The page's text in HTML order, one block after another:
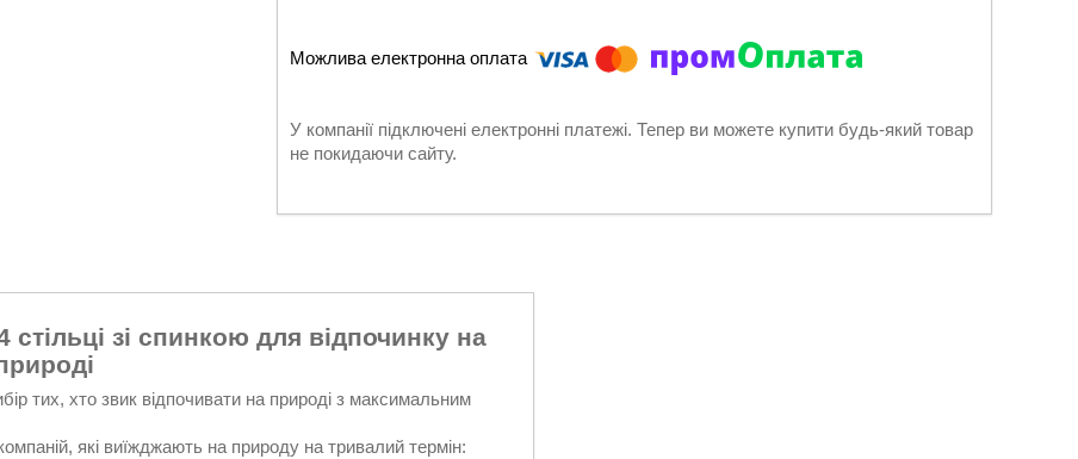
У компанії підключені електронні платежі. Тепер ви можете купити будь-який товар
не покидаючи сайту.
зі спинкою для відпочинку на
тих, хто звик відпочивати на природі з максимальним
які виїжджають на природу на тривалий термін: